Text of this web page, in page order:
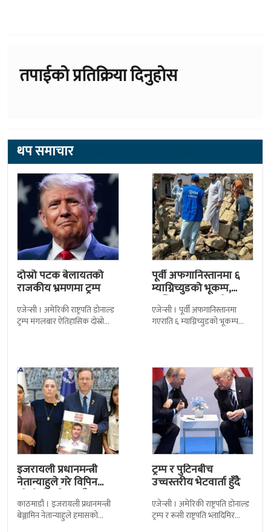
तपाईको प्रतिक्रिया दिनुहोस
थप समाचार
दोस्रो पटक बेलायतको
राजकीय भ्रमणमा ट्रम्प
एजेन्सी । अमेरिकी राष्ट्रपति डोनाल्ड
ट्रम्प मंगलबार ऐतिहासिक दोस्रो
पूर्वी अफगानिस्तानमा ६
म्याग्निच्युडको भूकम्प,
कम्तिमा २० जनाको ज्यान
गयो
एजेन्सी । पूर्वी अफगानिस्तानमा
गएराति ६ म्याग्निच्युडको भूकम्प
इजरायली प्रधानमन्त्री
नेतान्याहुले गरे विपिन
जोशीको परिवारसँग
भेटघाट
काठमाडौं । इजरायली प्रधानमन्त्री
बेञ्जामिन नेतान्याहुले हमासको
ट्रम्प र पुटिनबीच
उच्चस्तरीय भेटवार्ता हुँदै
एजेन्सी । अमेरिकी राष्ट्रपति डोनाल्ड
ट्रम्प र रूसी राष्ट्रपति भ्लादिमिर